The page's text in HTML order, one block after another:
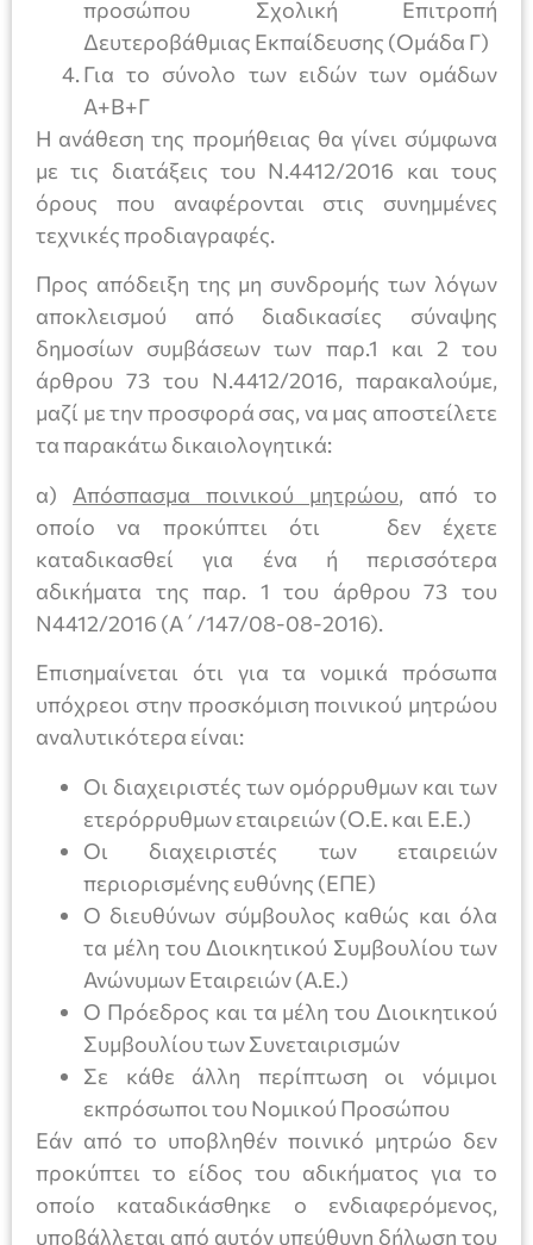
προσώπου Σχολική Επιτροπή
Δευτεροβάθμιας Εκπαίδευσης (Ομάδα Γ)
Για το σύνολο των ειδών των ομάδων
Α+Β+Γ
Η ανάθεση της προμήθειας θα γίνει σύμφωνα
με τις διατάξεις του Ν.4412/2016 και τους
όρους που αναφέρονται στις συνημμένες
τεχνικές προδιαγραφές.
Προς απόδειξη της μη συνδρομής των λόγων
αποκλεισμού από διαδικασίες σύναψης
δημοσίων συμβάσεων των παρ.1 και 2 του
άρθρου 73 του Ν.4412/2016, παρακαλούμε,
μαζί με την προσφορά σας, να μας αποστείλετε
τα παρακάτω δικαιολογητικά:
α) Απόσπασμα ποινικού μητρώου, από το
οποίο να προκύπτει ότι δεν έχετε
καταδικασθεί για ένα ή περισσότερα
αδικήματα της παρ. 1 του άρθρου 73 του
Ν4412/2016 (Α΄/147/08-08-2016).
Επισημαίνεται ότι για τα νομικά πρόσωπα
υπόχρεοι στην προσκόμιση ποινικού μητρώου
αναλυτικότερα είναι:
Οι διαχειριστές των ομόρρυθμων και των
ετερόρρυθμων εταιρειών (Ο.Ε. και Ε.Ε.)
Οι διαχειριστές των εταιρειών
περιορισμένης ευθύνης (ΕΠΕ)
Ο διευθύνων σύμβουλος καθώς και όλα
τα μέλη του Διοικητικού Συμβουλίου των
Ανώνυμων Εταιρειών (Α.Ε.)
Ο Πρόεδρος και τα μέλη του Διοικητικού
Συμβουλίου των Συνεταιρισμών
Σε κάθε άλλη περίπτωση οι νόμιμοι
εκπρόσωποι του Νομικού Προσώπου
Εάν από το υποβληθέν ποινικό μητρώο δεν
προκύπτει το είδος του αδικήματος για το
οποίο καταδικάσθηκε ο ενδιαφερόμενος,
υποβάλλεται από αυτόν υπεύθυνη δήλωση του